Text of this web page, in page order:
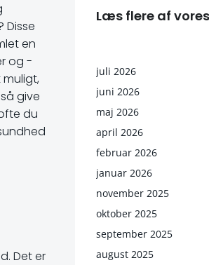
en
og -
give
du
Det er
Læs flere af
juli 2026
juni 2026
maj 2026
april 2026
februar 2026
januar 2026
november 2025
oktober 2025
september 2025
august 2025